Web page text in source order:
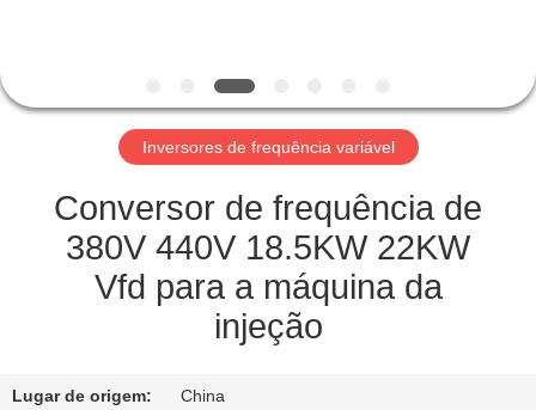
CONTROLE
DE
QUALIDADE
ENTRE
CONTATO
Inversores de frequência variável
Conversor de frequência de
380V 440V 18.5KW 22KW
Vfd para a máquina da
injeção
Lugar de origem: China